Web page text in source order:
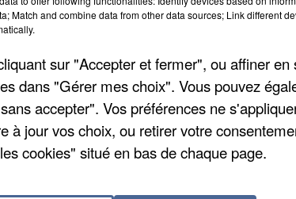
avec son conjoint. Il s'agit d'une jeune
la victime a été interpellé puis placé en
de la justice pour des faits de
a eu lieu hier matin, on ignore pour le
Match and combine data from other data sources; Link different
sur "Accepter et fermer", ou affiner en
dans "Gérer mes choix". Vous pouvez
accepter". Vos préférences ne
à jour vos choix, ou retirer votre
cookies" situé en bas de chaque page.